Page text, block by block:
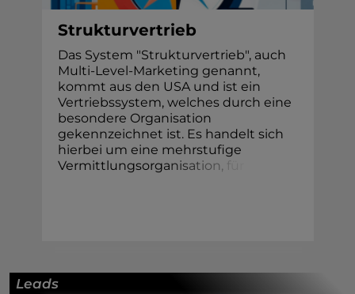
Strukturvertrieb
Das System "Strukturvertrieb", auch
Multi-Level-Marketing genannt,
kommt aus den USA und ist ein
Vertriebssystem, welches durch eine
besondere Organisation
gekennzeichnet ist. Es handelt sich
hierbei um eine mehrstufige
Vermittlungsorganisation, fü
Leads